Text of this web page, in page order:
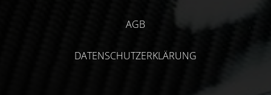
AGB
DATENSCHUTZERKLÄRUNG